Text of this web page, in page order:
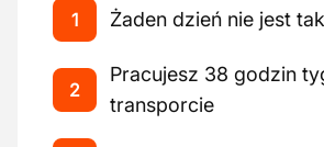
1 Żaden dzień nie jest
2
Pracujesz 38 godzin
transporcie